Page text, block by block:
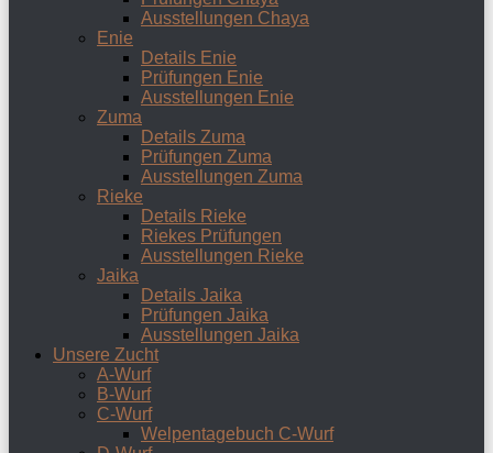
Ausstellungen Chaya
Enie
Details Enie
Prüfungen Enie
Ausstellungen Enie
Zuma
Details Zuma
Prüfungen Zuma
Ausstellungen Zuma
Rieke
Details Rieke
Riekes Prüfungen
Ausstellungen Rieke
Jaika
Details Jaika
Prüfungen Jaika
Ausstellungen Jaika
Unsere Zucht
A-Wurf
B-Wurf
C-Wurf
Welpentagebuch C-Wurf